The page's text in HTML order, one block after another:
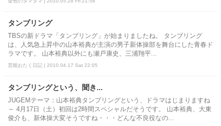
タンブリング
TBSの新ドラマ「タンブリング」が始まりましたね。 タンブリング
は、人気急上昇中の山本裕典が主演の男子新体操部を舞台にした青春ド
ラマです。 山本裕典以外にも瀬戸康史、三浦翔平...
芸能おたく日記 | 2010.04.17 Sat 22:05
タンブリングという、聞き...
JUGEMテーマ：山本裕典タンブリングという、ドラマはじまりますね
～ 4月17日（土）初回は2時間スペシャルだそうです。 山本裕典、大東
俊介も、新体操大変そうですね・・・どんな不良役なの...